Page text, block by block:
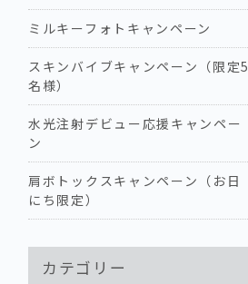
ミルキーフォトキャンペーン
スキンバイブキャンペーン（限定5
名様）
水光注射デビュー応援キャンペー
ン
肩ボトックスキャンペーン（お日
にち限定）
カテゴリー